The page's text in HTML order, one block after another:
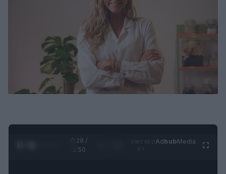
0:29 /
1:50
AdhubMedia